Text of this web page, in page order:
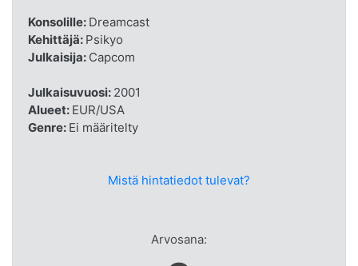
Konsolille: Dreamcast
Kehittäjä: Psikyo
Julkaisija: Capcom
Julkaisuvuosi: 2001
Alueet: EUR/USA
Genre: Ei määritelty
Mistä hintatiedot tulevat?
Arvosana: